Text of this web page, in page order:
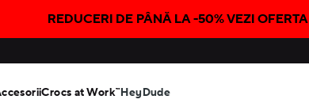
REDUCERI DE PÂNĂ LA -50% VEZI OFERTA
Crocs at Work™HeyDude